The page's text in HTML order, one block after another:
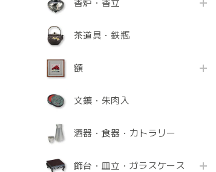
香炉・香立
茶道具・鉄瓶
額
文鎮・朱肉入
酒器・食器・カトラリー
飾台・皿立・ガラスケース